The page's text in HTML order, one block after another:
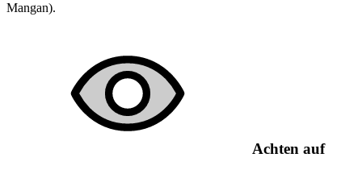
Mangan).
Achten auf